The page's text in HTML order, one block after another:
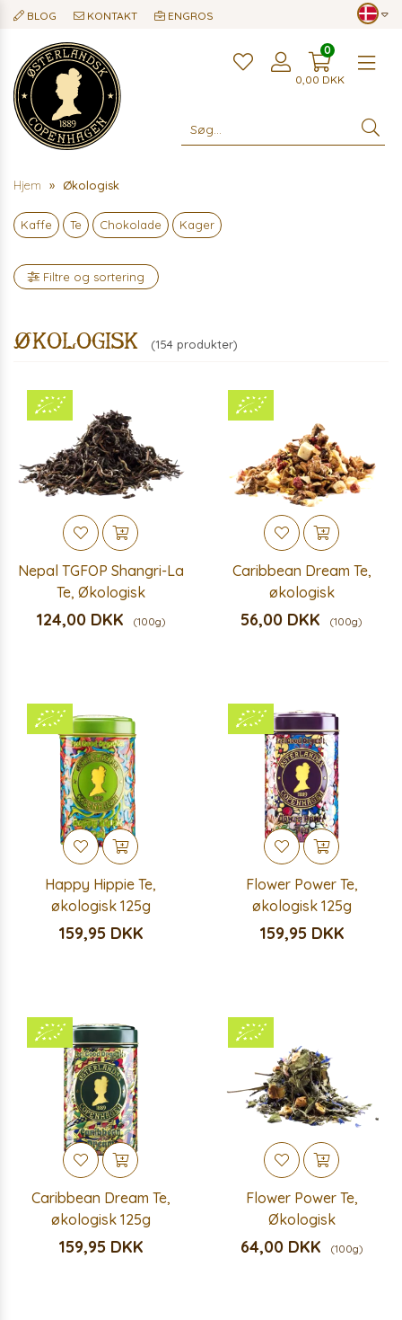
BLOG KONTAKT ENGROS
0,00 DKK
0
Hjem Økologisk
Kaffe Te Chokolade Kager
Filtre og sortering
Økologisk (154 produkter)
Nepal TGFOP Shangri-La
Te, Økologisk
124,00 DKK (100g)
Caribbean Dream Te,
økologisk
56,00 DKK (100g)
Happy Hippie Te,
økologisk 125g
159,95 DKK
Flower Power Te,
økologisk 125g
159,95 DKK
Caribbean Dream Te,
økologisk 125g
159,95 DKK
Flower Power Te,
Økologisk
64,00 DKK (100g)